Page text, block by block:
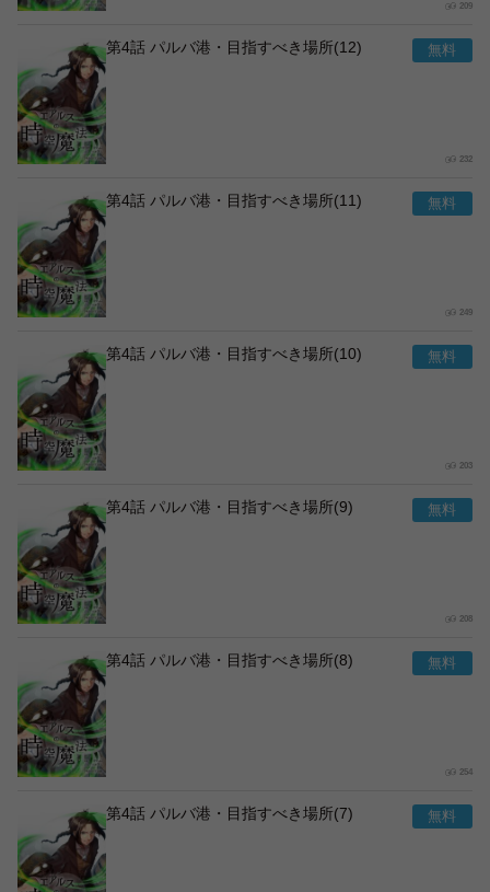
209
第4話 パルバ港・目指すべき場所(12)
232
第4話 パルバ港・目指すべき場所(11)
249
第4話 パルバ港・目指すべき場所(10)
203
第4話 パルバ港・目指すべき場所(9)
208
第4話 パルバ港・目指すべき場所(8)
254
第4話 パルバ港・目指すべき場所(7)